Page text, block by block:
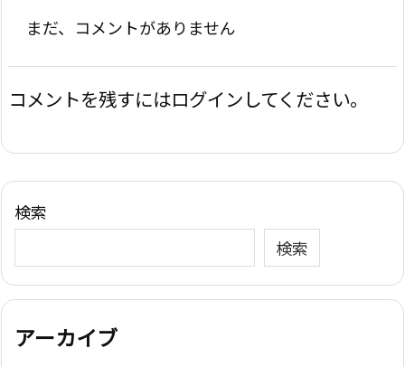
まだ、コメントがありません
コメントを残すにはログインしてください。
検索
検索
アーカイブ